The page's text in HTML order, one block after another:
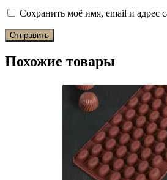
Сохранить моё имя, email и адрес
Похожие товары